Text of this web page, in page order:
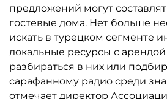
предложений могут
гостевые дома. Нет больше
искать в турецком сегменте
локальные ресурсы с
разбираться в них или
сарафанному радио среди
отмечает директор